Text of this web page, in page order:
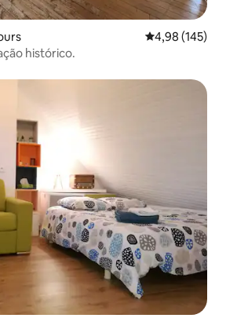
Classificação
4,98 (145)
histórico.